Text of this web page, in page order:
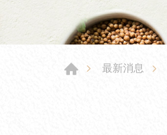
最新消息